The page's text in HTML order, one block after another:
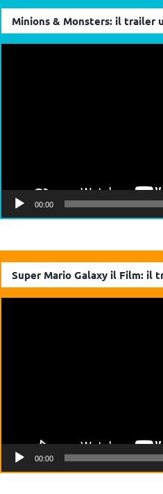
Minions & Monsters: il trailer
00:00
Super Mario Galaxy il Film: il
00:00